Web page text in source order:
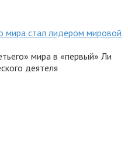
мира стал лидером мировой
мира в «первый» Ли
деятеля